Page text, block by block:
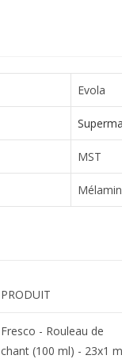
Evola
MST
PRODUIT
Fresco - Rouleau de
chant (100 ml) - 23x1